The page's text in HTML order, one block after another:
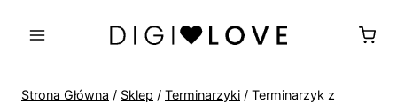
Strona Główna / Sklep / Terminarzyki / Terminarzyk z